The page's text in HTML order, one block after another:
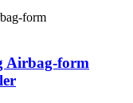
Airbag-form